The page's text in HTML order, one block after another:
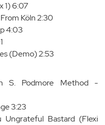
1) 6:07
Köln 2:30
4:03
(Demo) 2:53
S. Podmore Method -
3:23
Bastard (Flexi